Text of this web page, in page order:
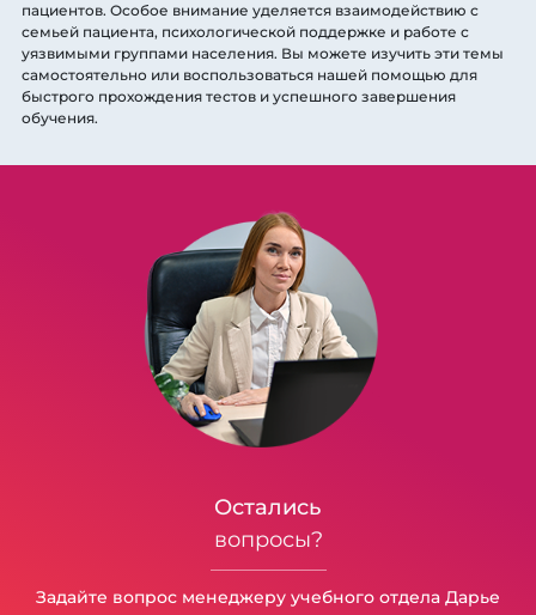
пациентов. Особое внимание уделяется взаимодействию с
семьей пациента, психологической поддержке и работе с
уязвимыми группами населения. Вы можете изучить эти темы
самостоятельно или воспользоваться нашей помощью для
быстрого прохождения тестов и успешного завершения
обучения.
Остались
вопросы?
Задайте вопрос менеджеру учебного отдела Дарье